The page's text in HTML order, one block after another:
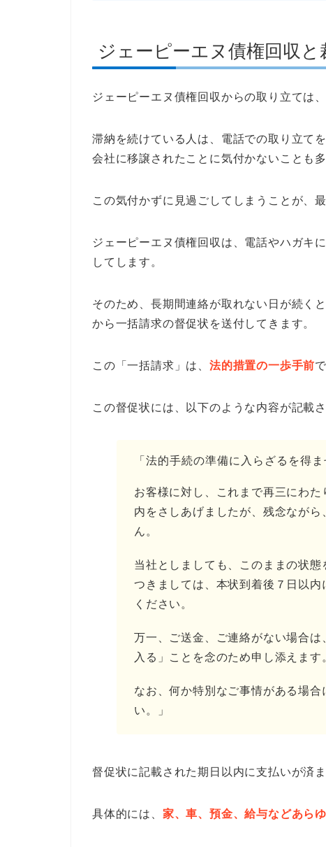
ジェーピーエヌ債権回収
ジェーピーエヌ債権回収からの取り立ては
滞納を続けている人は、電話での取り立て
会社に移譲されたことに気付かないことも多
この気付かずに見過ごしてしまうことが、
ジェーピーエヌ債権回収は、電話やハガキ
してします。
そのため、長期間連絡が取れない日が続く
から一括請求の督促状を送付してきます。
この「一括請求」は、 法的措置の一歩手前
この督促状には、以下のような内容が記載さ
「法的手続の準備に入らざるを得ま
お客様に対し、これまで再三にわ
内をさしあげましたが、残念なが
ん。
当社としましても、このままの状態
つきましては、本状到着後７日以
ください。
万一、ご送金、ご連絡がない場合
入る」ことを念のため申し添えます
なお、何か特別なご事情がある場
い。」
督促状に記載された期日以内に支払いが済
具体的には、 家、車、預金、給与などあら